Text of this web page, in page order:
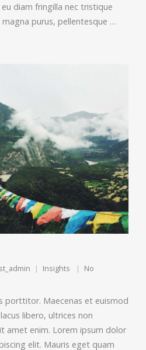
diam fringilla nec tristique
purus, pellentesque …
Insights
No
porttitor. Maecenas et euismod
libero, ultrices non
amet enim. Lorem ipsum dolor
elit. Mauris eget quam